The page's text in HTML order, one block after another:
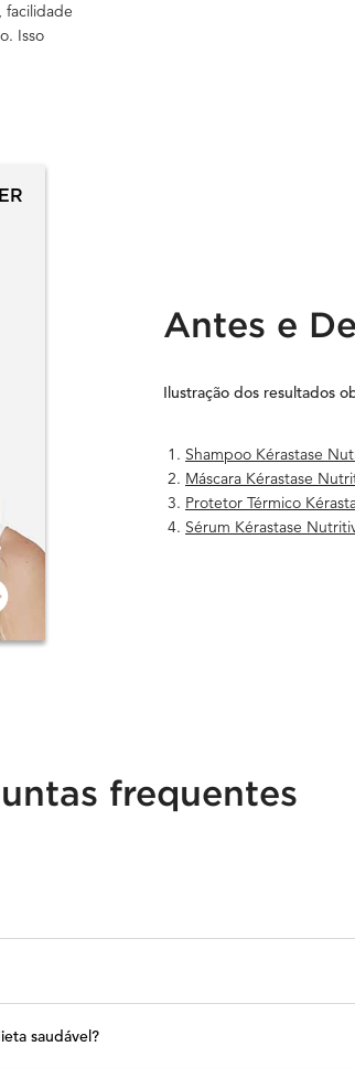
facilidade
Isso
Antes e
Ilustração dos resultados
Shampoo Kérastase
Máscara Kérastase
Protetor Térmico
Sérum Kérastase
frequentes
saudável?